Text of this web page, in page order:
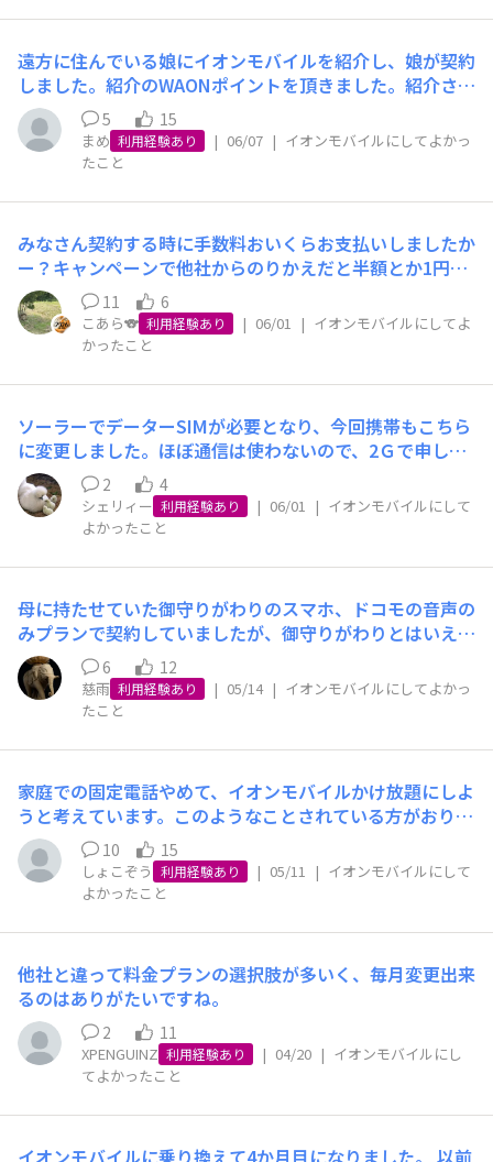
を「バックグラウンドでモバイルデータを使用」を「オ
費は先読みのない(できない)低速通信の方が実質的に少な
かった(低速切換はギガを消費しないが実際的にスマホで
確認)。やさしいシェアプランの高速でも1Mbpsなので対
比がはっきりするのかもしれません。もちろん私の使い方
によせての印象なので、誰にでも当てはまるものではあり
人の契約なら日本通信SIM(docomo回線)＋povo(au回線)
という選択肢もありましたが、こと家族が安心して使える
ことを考えると、自然にイオンモバイルに辿りついたとい
う次第です☆
こちらでお話しできることはございません。お客様の方で
まずは端末メーカーやその窓口にお問い合わせくださいと
のこと、、、、ん？じゃ窓口によってまちまちの対応な
ん？？それおかしくないか？長くなるので端折ります
が、、、、要するに端末他社で買ってんならうちのイオモ
い合わせろよ、、、、みたいな感じです。その後、また店
ぐピンときたようでAPN設定かと思いますので私の言う通
りにスマホを操作してくださいって言われてその通りやっ
たらものの２分程度でネット接続ができました！！！すご
い感謝です！神様のよう笑結論ですが、お客さまセンター
0120-025-260はダメです！これただフリー電話があるだ
イスですが、不具合等お問い合わせは契約された店舗スタ
ッフさんにおたずねいただいた方がめっちゃスムーズで
す。ほんとイオモバ店頭スタッフさん、みんな親切でみん
な感じいいです！お客さまセンター時間のムダで
す、、、、※参考までにここイオン新潟南のイオモバめっ
ちゃおすすめ！電話で済む場合もありますし、何だったら
ご近所ならリアルでみてもらえますよ！参考になれば幸い
ないよっと。そう、家の中は、WiFiでつながっていたので
す。いろいろやってよくわからなかったので、そういう時
は、イオンモバイルに行ってみよう。たしか、北九州にも
実店舗があったはず、、、ということで調べてみると、イ
オンモバイル八幡東店があることがわかり、電話して16
時からでお願いしました。講習会が終わり、初めていく店
舗に。女性スタッフに相談すると、設定がでているシート
オンモバイルに変更した時は、香椎でしたが、この時の対
応も素晴らしかった。余計な物は何も進めず、さっと寄り
添っていただける、イオンモバイルのスタッフの方に感謝
しかありません。ありがとうございました。
遠方に住んでいる娘にイオンモバイルを紹介し、娘が契約
しました。紹介のWAONポイントを頂きました。紹介され
た娘の分は、娘から私へのプレゼントとして、私のWAON
カードに頂きました。嬉しかったです！そのポイントを使
ってイオンでお買い物しました。イオン様々です！
5 15
まめ 利用経験あり | 06/07 | イオンモバイルにしてよかっ
たこと
みなさん契約する時に手数料おいくらお支払いしましたか
ー？キャンペーンで他社からのりかえだと半額とか1円と
かお得ですよね！タブレットを外で使うのにデータSIMを
契約しようと思ったら新規は割引ないじゃないですか😭
以前はイオンウォレットのクーポンでイオンモバイルで契
いんですー😭もうなくなったんでしょうか⁇😭
11 6
こあら🐨 利用経験あり | 06/01 | イオンモバイルにしてよ
かったこと
ソーラーでデーターSIMが必要となり、今回携帯もこちら
に変更しました。ほぼ通信は使わないので、2Ｇで申し込
み。ソーラーは毎日の様に制限メールがきます。１ 出力
制御の実施日 2026年05月31日２ 連絡内容本メール
はオンライン（自動）制御事業者さまのうち、メール配信
おいて、火力電源の抑制や連系線の活用等の対策を実施し
ても、需要に対する電気の供給が余剰になると見込まれる
ため、以下の発電所の出力制御【発電抑制】を実施する予
定があります。オンライン制御事業者さまの出力制御は自
動で行われるため、事業者さまによる現地対応は基本的に
不要です。なお、出力制御は実需給の２時間前の判断をふ
まえ更新される制御スケジュールにより実施します。が、
2 4
シェリィー 利用経験あり | 06/01 | イオンモバイルにして
よかったこと
母に持たせていた御守りがわりのスマホ、ドコモの音声の
みプランで契約していましたが、御守りがわりとはいえ､
ほとんど使わない回線にお金を消費することに疑問を感
じ、イオンモバイルのやさしいシェアプラン・母音声SIM
＋私データ通信SIM×2（3GBで1188円！ ）にのりかえま
いのですが、山沿いの海側あたりで圏外になったことがあ
り、副回線にイオンモバイルのデータSIMを入れていたお
かげで無事繋がりました。これまで無駄になっていたドコ
モキャリアの音声プランに数百円上乗せするだけで安心を
手にいれられた心持ちです。しかしながら高速通信時でさ
え1Mbps(低速通信時200Kbps)の未知の世界、楽天モバ
イルの無尽蔵ギガに慣れきった感覚故、1Mbps､特に200K
マホに挿し、200Kbpsでラジオ専用にして無事クリア(同
じラジオアプリでもNHKらじるらじるの使用は難、1Mbp
sなら問題なし)､お昼の食事時間帯は､あらかじめペイアプ
リ等を立上げておけば問題なしでした。やはり200Kbps
での運用は、LINEはストレスなく使えても、検索やウェ
はかかるものの、そこまで待つこともありません。そもそ
6 12
慈雨 利用経験あり | 05/14 | イオンモバイルにしてよかっ
たこと
家庭での固定電話やめて、イオンモバイルかけ放題にしよ
うと考えています。このようなことされている方がおりま
したら、使い勝手や利点、欠点を教えてください。
10 15
しょこぞう 利用経験あり | 05/11 | イオンモバイルにして
よかったこと
他社と違って料金プランの選択肢が多いく、毎月変更出来
るのはありがたいですね。
2 11
XPENGUINZ 利用経験あり | 04/20 | イオンモバイルにし
てよかったこと
イオンモバイルに乗り換えて4か月目になりました。 以前